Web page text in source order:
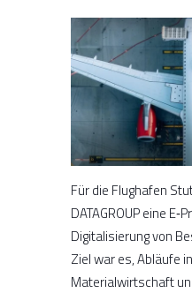
Für die Flughafen
DATAGROUP eine
Digitalisierung von
Ziel war es, Abläufe
Materialwirtschaft